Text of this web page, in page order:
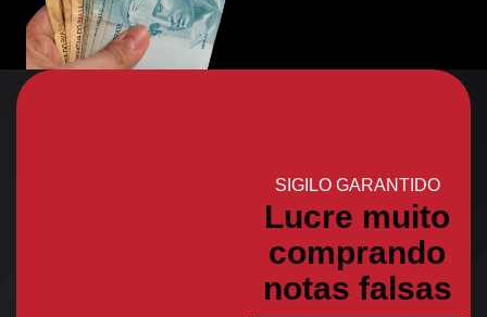
SIGILO GARANTIDO
Lucre muito
comprando
notas falsas